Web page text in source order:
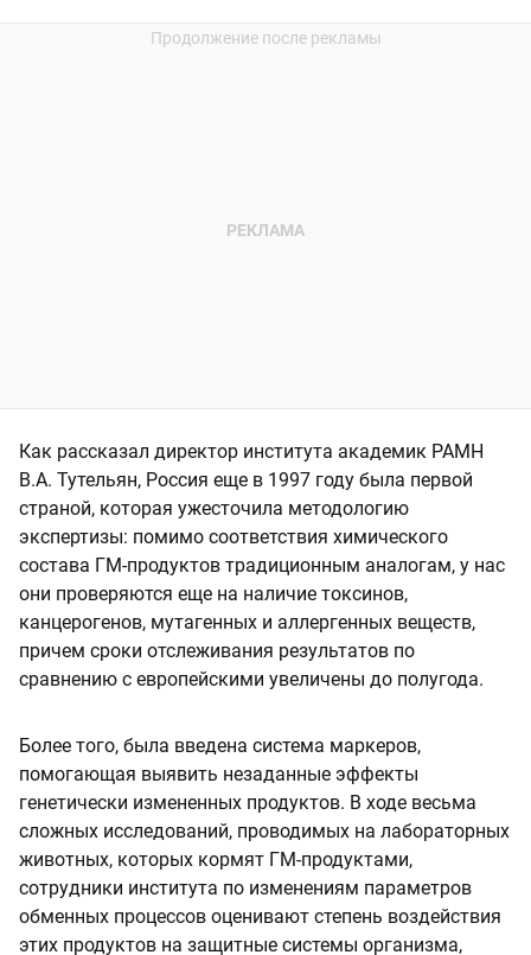
Как рассказал директор института академик РАМН
В.А. Тутельян, Россия еще в 1997 году была первой
страной, которая ужесточила методологию
экспертизы: помимо соответствия химического
состава ГМ-продуктов традиционным аналогам, у нас
они проверяются еще на наличие токсинов,
канцерогенов, мутагенных и аллергенных веществ,
причем сроки отслеживания результатов по
сравнению с европейскими увеличены до полугода.
Более того, была введена система маркеров,
помогающая выявить незаданные эффекты
генетически измененных продуктов. В ходе весьма
сложных исследований, проводимых на лабораторных
животных, которых кормят ГМ-продуктами,
сотрудники института по изменениям параметров
обменных процессов оценивают степень воздействия
этих продуктов на защитные системы организма,